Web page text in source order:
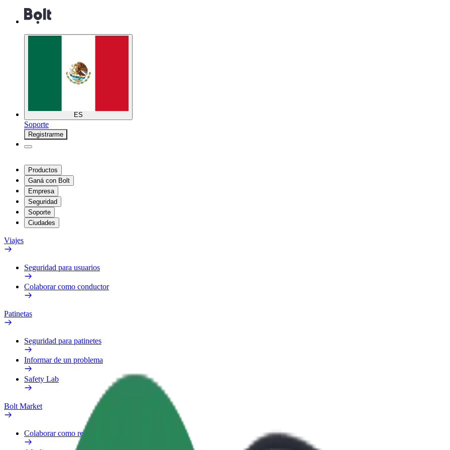
ES
Soporte
Registrarme
Productos
Ganá con Bolt
Empresa
Seguridad
Soporte
Ciudades
Viajes
Seguridad para usuarios
Colaborar como conductor
Patinetas
Seguridad para patinetes
Informar de un problema
Safety Lab
Bolt Market
Colaborar como repartidor